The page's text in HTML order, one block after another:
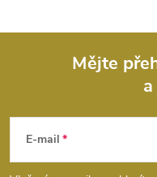
Mějte
E-mail